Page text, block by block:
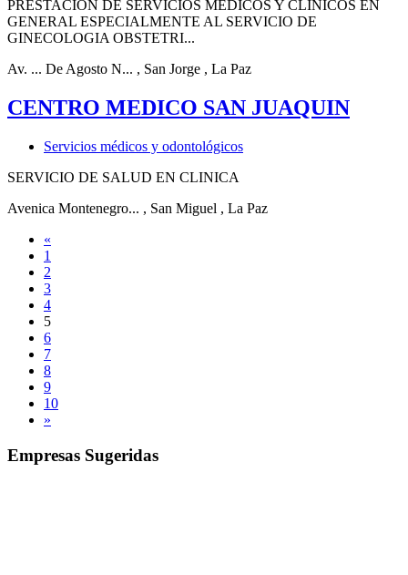
PRESTACION DE SERVICIOS MEDICOS Y CLINICOS EN
GENERAL ESPECIALMENTE AL SERVICIO DE
GINECOLOGIA OBSTETRI...
Av. ... De Agosto N... , San Jorge , La Paz
CENTRO MEDICO SAN JUAQUIN
Servicios médicos y odontológicos
SERVICIO DE SALUD EN CLINICA
Avenica Montenegro... , San Miguel , La Paz
«
1
2
3
4
5
6
7
8
9
10
»
Empresas Sugeridas